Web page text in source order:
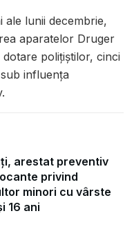
ale lunii decembrie,
aparatelor Druger
polițiștilor, cinci
influența
arestat preventiv
privind
minori cu vârste
16 ani